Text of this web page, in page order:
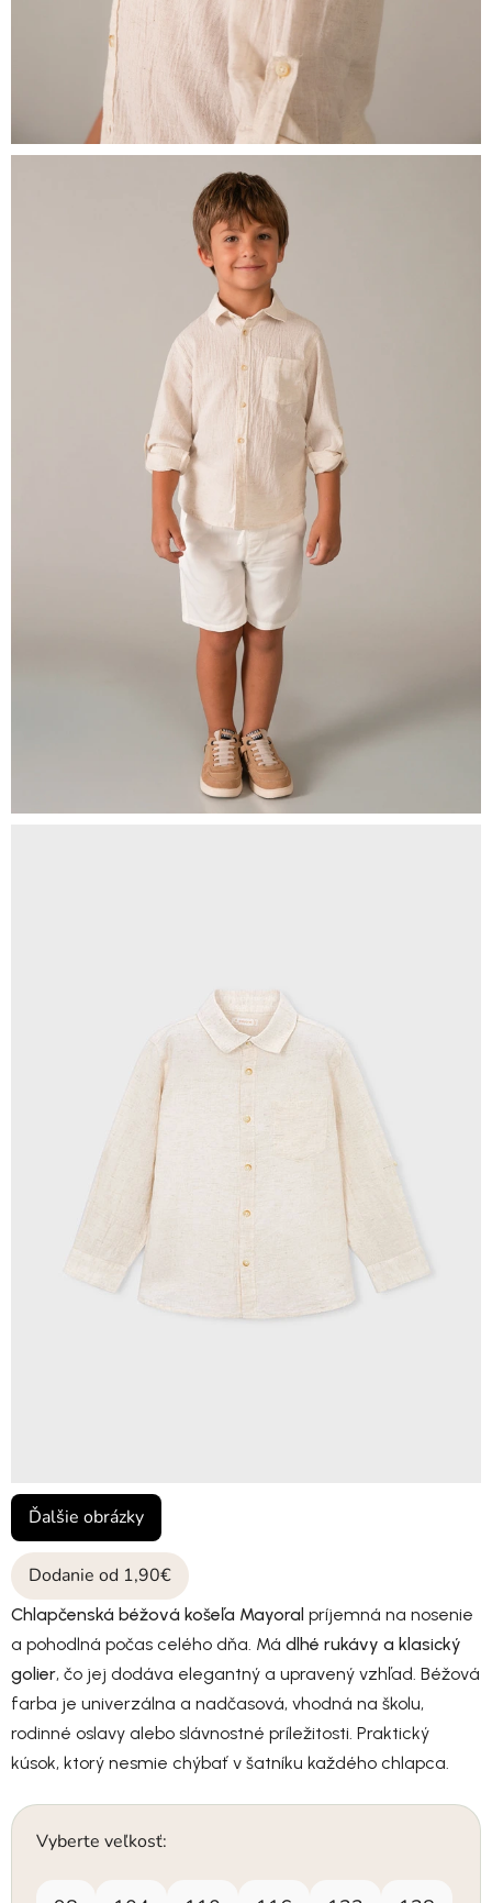
Dodanie od 1,90€
Chlapčenská béžová košeľa Mayoral príjemná na nosenie
a pohodlná počas celého dňa. Má dlhé rukávy a klasický
golier, čo jej dodáva elegantný a upravený vzhľad. Béžová
farba je univerzálna a nadčasová, vhodná na školu,
rodinné oslavy alebo slávnostné príležitosti. Praktický
kúsok, ktorý nesmie chýbať v šatníku každého chlapca.
Vyberte veľkosť:
Ďalšie obrázky